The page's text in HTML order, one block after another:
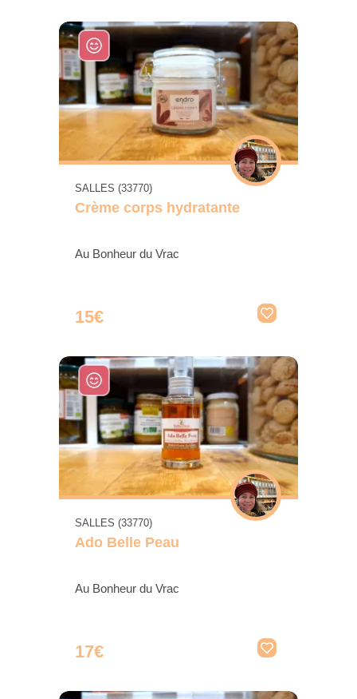
SALLES (33770)
Crème corps hydratante
Au Bonheur du Vrac
15€
SALLES (33770)
Ado Belle Peau
Au Bonheur du Vrac
17€